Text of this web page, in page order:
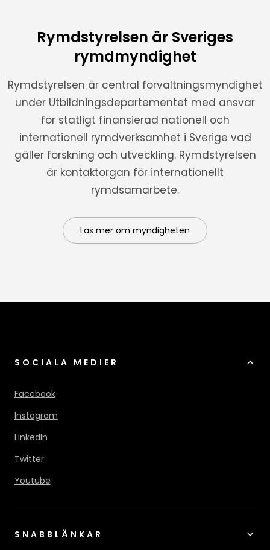
Rymdstyrelsen är Sveriges
rymdmyndighet
Rymdstyrelsen är central förvaltningsmyndighet
under Utbildningsdepartementet med ansvar
för statligt finansierad nationell och
internationell rymdverksamhet i Sverige vad
gäller forskning och utveckling. Rymdstyrelsen
är kontaktorgan för internationellt
rymdsamarbete.
Läs mer om myndigheten
SOCIALA MEDIER
Facebook
Instagram
LinkedIn
Twitter
Youtube
SNABBLÄNKAR